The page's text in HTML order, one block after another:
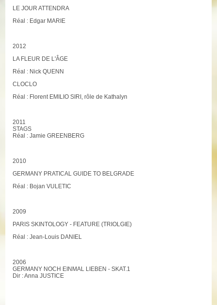
LE JOUR ATTENDRA
Réal : Edgar MARIE
2012
LA FLEUR DE L'ÂGE
Réal : Nick QUENN
CLOCLO
Réal : Florent EMILIO SIRI, rôle de Kathalyn
2011
STAGS
Réal : Jamie GREENBERG
2010
GERMANY PRATICAL GUIDE TO BELGRADE
Réal : Bojan VULETIC
2009
PARIS SKINTOLOGY - FEATURE (TRIOLGIE)
Réal : Jean-Louis DANIEL
2006
GERMANY NOCH EINMAL LIEBEN - SKAT.1
Dir : Anna JUSTICE